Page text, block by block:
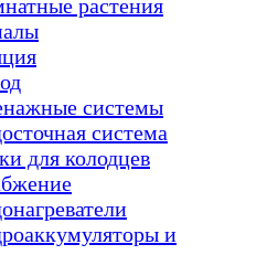
растения
системы
система
для колодцев
и